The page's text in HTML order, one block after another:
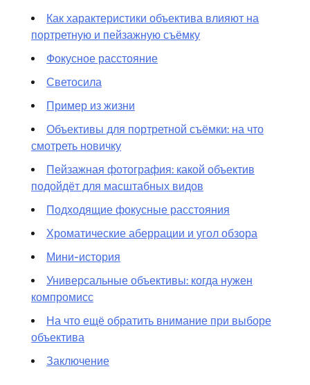
Как характеристики объектива влияют на
портретную и пейзажную съёмку
Фокусное расстояние
Светосила
Пример из жизни
Объективы для портретной съёмки: на что
смотреть новичку
Пейзажная фотография: какой объектив
подойдёт для масштабных видов
Подходящие фокусные расстояния
Хроматические аберрации и угол обзора
Мини-история
Универсальные объективы: когда нужен
компромисс
На что ещё обратить внимание при выборе
объектива
Заключение